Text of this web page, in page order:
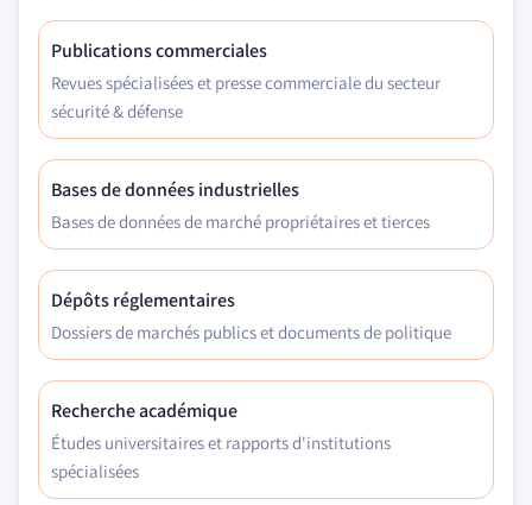
Publications commerciales
Revues spécialisées et presse commerciale du secteur
sécurité & défense
Bases de données industrielles
Bases de données de marché propriétaires et tierces
Dépôts réglementaires
Dossiers de marchés publics et documents de politique
Recherche académique
Études universitaires et rapports d'institutions
spécialisées